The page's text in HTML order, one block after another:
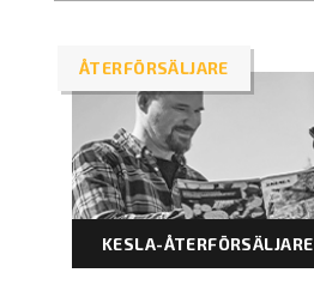
ÅTERFÖRSÄLJARE
KESLA-ÅTERFÖRSÄLJARE